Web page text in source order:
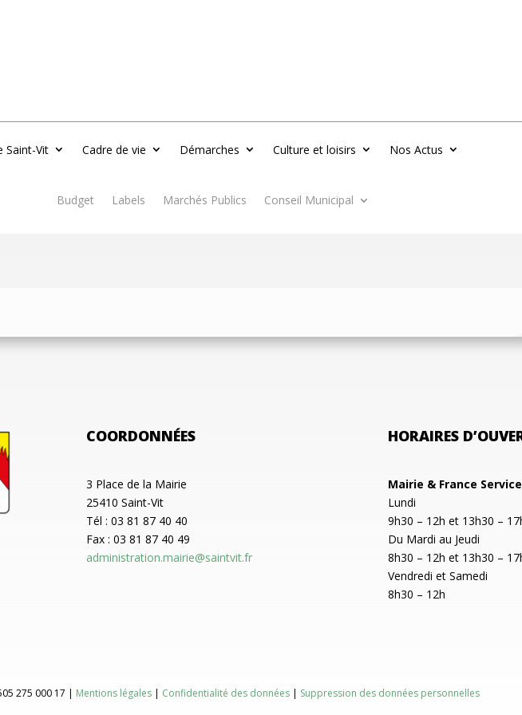
Saint-Vit Cadre de vie Démarches Culture et loisirs Nos Actus
Budget Labels Marchés Publics Conseil Municipal
COORDONNÉES
3 Place de la Mairie
25410 Saint-Vit
Tél : 03 81 87 40 40
Fax : 03 81 87 40 49
administration.mairie@saintvit.fr
HORAIRES
Mairie & France
Lundi
9h30 – 12h et 13h30 –
Du Mardi au Jeudi
8h30 – 12h et 13h30 –
Vendredi et Samedi
8h30 – 12h
275 000 17 | Mentions légales | Confidentialité des données | Suppression des données personnelles